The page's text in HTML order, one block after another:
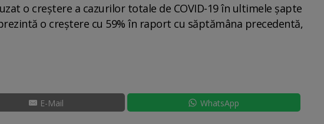
o creştere a cazurilor totale de COVID-19 în ultimele şapte
o creştere cu 59% în raport cu săptămâna precedentă,
E-Mail WhatsApp